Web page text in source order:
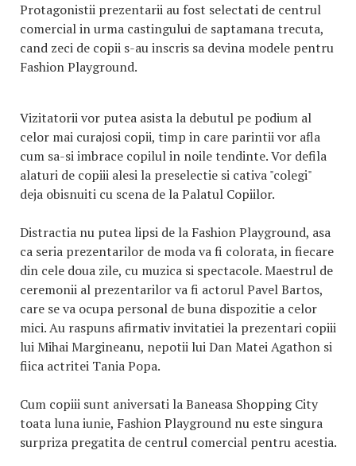
Protagonistii prezentarii au fost selectati de centrul
comercial in urma castingului de saptamana trecuta,
cand zeci de copii s-au inscris sa devina modele pentru
Fashion Playground.
Vizitatorii vor putea asista la debutul pe podium al
celor mai curajosi copii, timp in care parintii vor afla
cum sa-si imbrace copilul in noile tendinte. Vor defila
alaturi de copiii alesi la preselectie si cativa "colegi"
deja obisnuiti cu scena de la Palatul Copiilor.
Distractia nu putea lipsi de la Fashion Playground, asa
ca seria prezentarilor de moda va fi colorata, in fiecare
din cele doua zile, cu muzica si spectacole. Maestrul de
ceremonii al prezentarilor va fi actorul Pavel Bartos,
care se va ocupa personal de buna dispozitie a celor
mici. Au raspuns afirmativ invitatiei la prezentari copiii
lui Mihai Margineanu, nepotii lui Dan Matei Agathon si
fiica actritei Tania Popa.
Cum copiii sunt aniversati la Baneasa Shopping City
toata luna iunie, Fashion Playground nu este singura
surpriza pregatita de centrul comercial pentru acestia.